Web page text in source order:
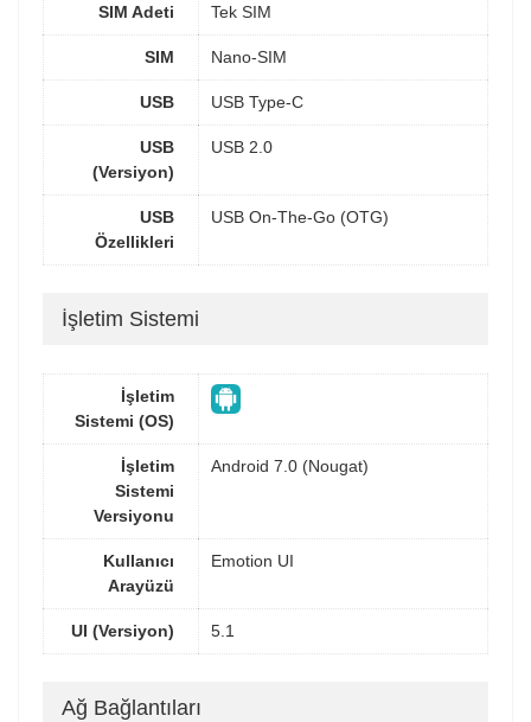
SIM Adeti Tek SIM
SIM Nano-SIM
USB USB Type-C
USB
(Versiyon)
USB 2.0
USB
Özellikleri
USB On-The-Go (OTG)
İşletim Sistemi
İşletim
Sistemi (OS)
İşletim
Sistemi
Versiyonu
Android 7.0 (Nougat)
Kullanıcı
Arayüzü
Emotion UI
UI (Versiyon) 5.1
Ağ Bağlantıları